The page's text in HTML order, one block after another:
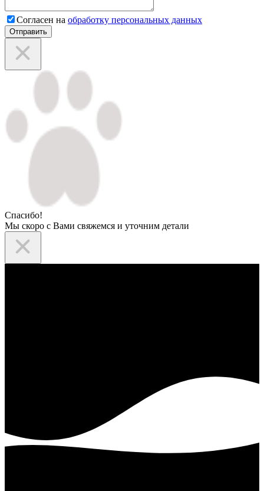
Согласен на обработку персональных данных
Отправить
Спасибо!
Мы скоро с Вами свяжемся и уточним детали